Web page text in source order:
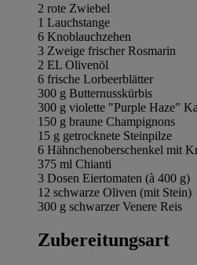
2 rote Zwiebel
1 Lauchstange
6 Knoblauchzehen
3 Zweige frischer Rosmarin
2 EL Olivenöl
6 frische Lorbeerblätter
300 g Butternusskürbis
300 g violette "Purple Haze"
150 g braune Champignons
15 g getrocknete Steinpilze
6 Hähnchenoberschenkel mit
375 ml Chianti
3 Dosen Eiertomaten (à 400 g)
12 schwarze Oliven (mit Stein)
300 g schwarzer Venere Reis
Zubereitungsart